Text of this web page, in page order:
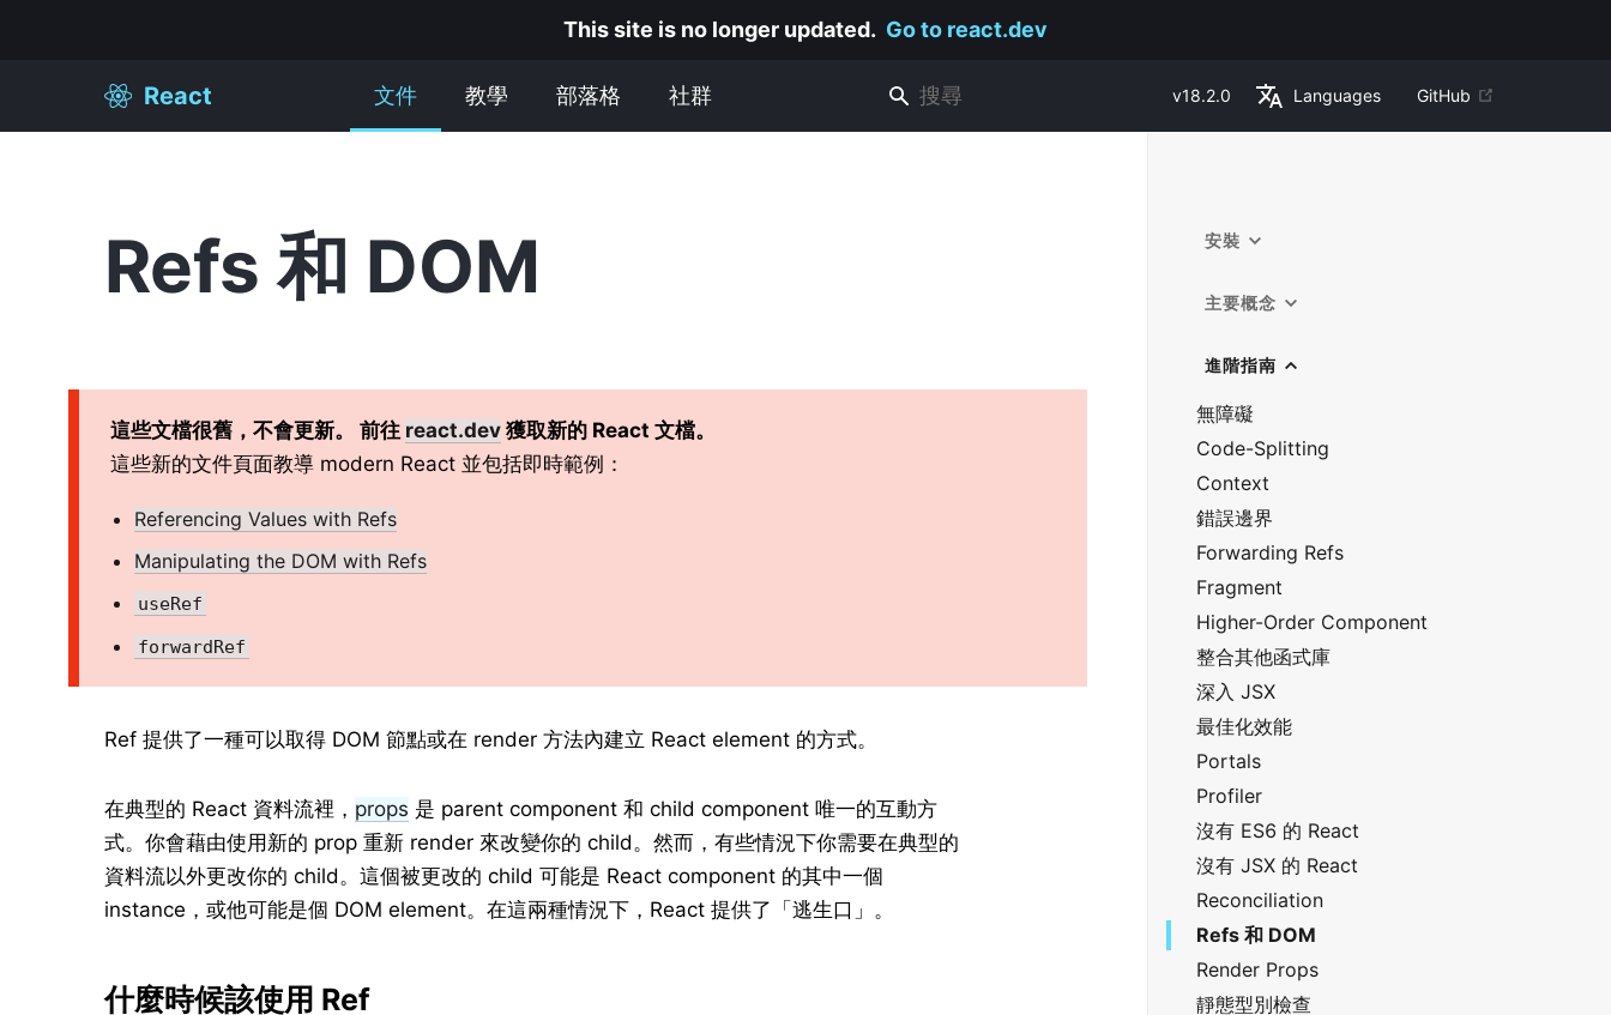
This site is no longer updated. Go to react.dev
React 文件 教學 部落格 社群 v18.2.0 Languages GitHub
Refs 和 DOM
這些文檔很舊，不會更新。 前往 react.dev 獲取新的 React 文檔。
這些新的文件頁面教導 modern React 並包括即時範例：
Referencing Values with Refs
Manipulating the DOM with Refs
useRef
forwardRef
Ref 提供了一種可以取得 DOM 節點或在 render 方法內建立 React element 的方式。
在典型的 React 資料流裡， props 是 parent component 和 child component 唯一的互動方
式。你會藉由使用新的 prop 重新 render 來改變你的 child。然而，有些情況下你需要在典型的
資料流以外更改你的 child。這個被更改的 child 可能是 React component 的其中一個
instance，或他可能是個 DOM element。在這兩種情況下，React 提供了「逃生口」。
什麼時候該使用 Ref
安裝
主要概念
進階指南
無障礙
Code-Splitting
Context
錯誤邊界
Forwarding Refs
Fragment
Higher-Order Component
整合其他函式庫
深入 JSX
最佳化效能
Portals
Profiler
沒有 ES6 的 React
沒有 JSX 的 React
Reconciliation
Refs 和 DOM
Render Props
靜態型別檢查